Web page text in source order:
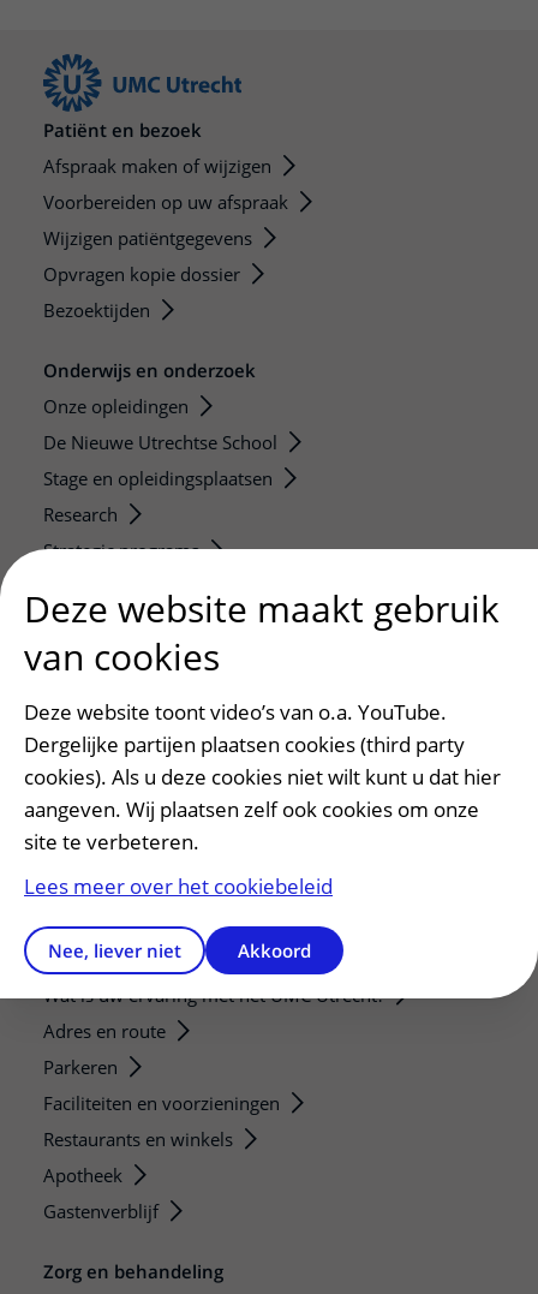
Patiënt en bezoek
Afspraak maken of wijzigen
Voorbereiden op uw afspraak
Wijzigen patiëntgegevens
Opvragen kopie dossier
Bezoektijden
Onderwijs en onderzoek
Onze opleidingen
De Nieuwe Utrechtse School
Stage en opleidingsplaatsen
Research
Strategic programs
Researchers
Research technologies
Verwijzers
Mijn patiënt verwijzen
Teleconsult aanvragen
Diagnostiek aanvragen
Service, contact en faciliteiten
Contact
Wat is uw ervaring met het UMC Utrecht?
Adres en route
Parkeren
Faciliteiten en voorzieningen
Restaurants en winkels
Apotheek
Gastenverblijf
Zorg en behandeling
Deze website maakt gebruik
van cookies
Deze website toont video’s van o.a. YouTube.
Dergelijke partijen plaatsen cookies (third party
cookies). Als u deze cookies niet wilt kunt u dat hier
aangeven. Wij plaatsen zelf ook cookies om onze
site te verbeteren.
Lees meer over het cookiebeleid
Nee, liever niet Akkoord